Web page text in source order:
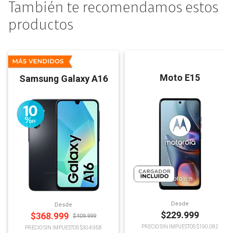
También te recomendamos estos
productos
Samsung Galaxy A16
Desde
$368.999 $409.999
PRECIO SIN IMPUESTOS $304.958
Moto E15
Desde
$229.999
PRECIO SIN IMPUESTOS $190.082